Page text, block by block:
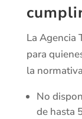
La Agencia
para
la
No
de hasta